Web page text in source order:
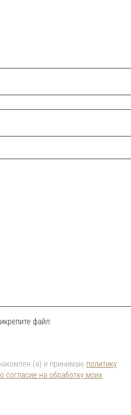
файл:
(а) и принимаю политику
согласие на обработку моих